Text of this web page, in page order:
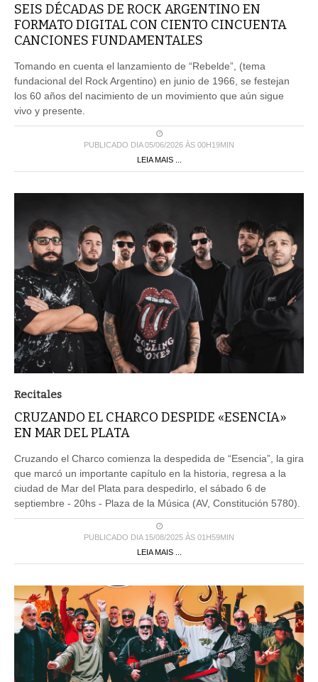
SEIS DÉCADAS DE ROCK ARGENTINO EN
FORMATO DIGITAL CON CIENTO CINCUENTA
CANCIONES FUNDAMENTALES
Tomando en cuenta el lanzamiento de “Rebelde”, (tema
fundacional del Rock Argentino) en junio de 1966, se festejan
los 60 años del nacimiento de un movimiento que aún sigue
vivo y presente.
PUBLICADO DIA 05/06/2026 ÀS 00H19MIN
LEIA MAIS ...
Recitales
CRUZANDO EL CHARCO DESPIDE «ESENCIA»
EN MAR DEL PLATA
Cruzando el Charco comienza la despedida de “Esencia”, la gira
que marcó un importante capítulo en la historia, regresa a la
ciudad de Mar del Plata para despedirlo, el sábado 6 de
septiembre - 20hs - Plaza de la Música (AV, Constitución 5780).
PUBLICADO DIA 15/08/2025 ÀS 01H59MIN
LEIA MAIS ...